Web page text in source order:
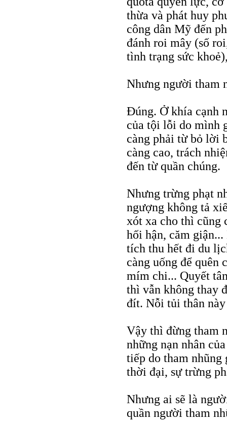
thừa và phát huy
công dân Mỹ đến
đánh roi mây (số
tình trạng sức
Nhưng người tham
Đúng. Ở khía cạnh
của tội lỗi do mình
càng phải từ bỏ lời
càng cao, trách
đến từ quần chúng.
Nhưng trừng phạt
ngượng không tả
xót xa cho thì cũng
hối hận, căm
tích thu hết đi du
càng uống để
mím chi... Quyết
thì vẫn không thay
đít. Nỗi tủi thân
Vậy thì đừng tham
những nạn nhân
tiếp do tham nhũng
thời đại, sự trừng
Nhưng ai sẽ là
quần người tham